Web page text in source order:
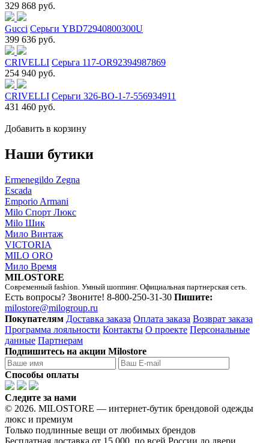
329 868 руб.
Gucci Серьги YBD72940800300U
399 636 руб.
CRIVELLI Серьга 117-OR92394987869
254 940 руб.
CRIVELLI Серьги 326-BO-1-7-556934911
431 460 руб.
Добавить в корзину
Наши бутики
Ermenegildo Zegna
Escada
Emporio Armani
Milo Спорт Люкс
Milo Шик
Мило Винтаж
VICTORIA
MILO ORO
Мило Время
MILOSTORE
Современный fashion. Умный шоппинг. Официальная партнерская сеть.
Есть вопросы? Звоните! 8-800-250-31-30 Пишите:
milostore@milogroup.ru
Покупателям Доставка заказа Оплата заказа Возврат заказа
Программа лояльности Контакты О проекте Персональные
данные Партнерам
Подпишитесь на акции Milostore
Способы оплаты
Следите за нами
© 2026. MILOSTORE — интернет-бутик брендовой одежды
люкс и премиум
Только подлинные вещи от любимых брендов
Бесплатная доставка от 15 000, по всей России до двери